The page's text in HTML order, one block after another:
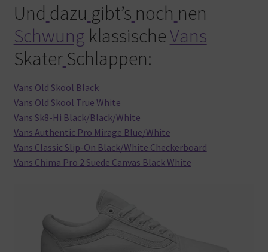
Und dazu gibt’s noch nen
Schwung klassischeVans
Skater Schlappen:
Vans Old Skool Black
Vans Old Skool True White
Vans Sk8-Hi Black/Black/White
Vans Authentic Pro Mirage Blue/White
Vans Classic Slip-On Black/White Checkerboard
Vans Chima Pro 2 Suede Canvas Black White